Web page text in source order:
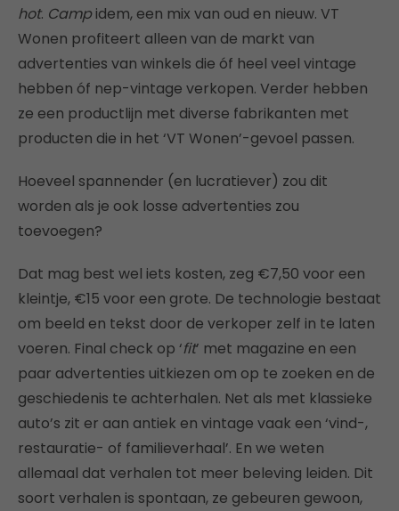
hot. Campidem, een mix van oud en nieuw. VT
Wonen profiteert alleen van de markt van
advertenties van winkels die óf heel veel vintage
hebben óf nep-vintage verkopen. Verder hebben
ze een productlijn met diverse fabrikanten met
producten die in het ‘VT Wonen’-gevoel passen.
Hoeveel spannender (en lucratiever) zou dit
worden als je ook losse advertenties zou
toevoegen?
Dat mag best wel iets kosten, zeg €7,50 voor een
kleintje, €15 voor een grote. De technologie bestaat
om beeld en tekst door de verkoper zelf in te laten
voeren. Final check op ‘fit’ met magazine en een
paar advertenties uitkiezen om op te zoeken en de
geschiedenis te achterhalen. Net als met klassieke
auto’s zit er aan antiek en vintage vaak een ‘vind-,
restauratie- of familieverhaal’. En we weten
allemaal dat verhalen tot meer beleving leiden. Dit
soort verhalen is spontaan, ze gebeuren gewoon,